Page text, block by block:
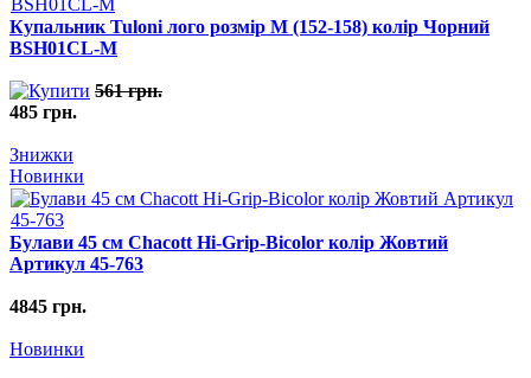
Купальник Tuloni лого розмір M (152-158) колір Чорний
BSH01CL-M
561 грн.
485 грн.
Знижки
Новинки
Булави 45 cм Chacott Hi-Grip-Bicolor колір Жовтий
Артикул 45-763
4845 грн.
Новинки